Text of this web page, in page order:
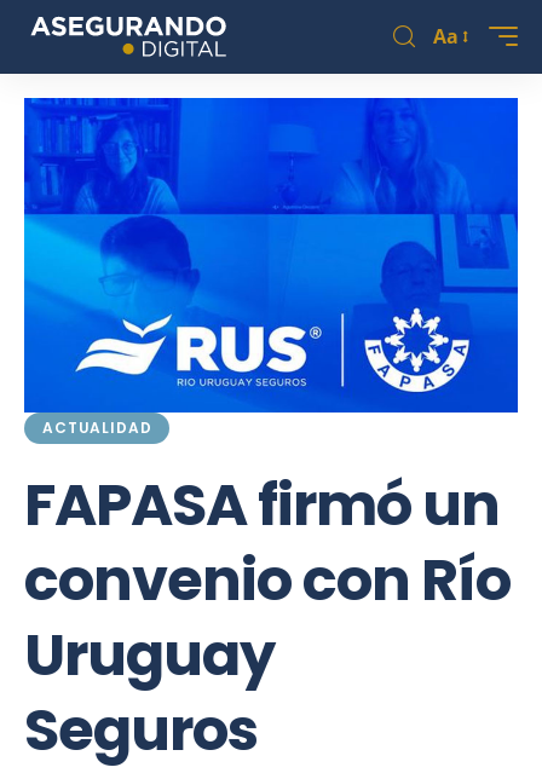
Aa
ACTUALIDAD
FAPASA firmó un
convenio con Río
Uruguay
Seguros